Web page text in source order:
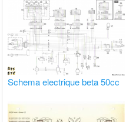
Schema electrique beta 50cc